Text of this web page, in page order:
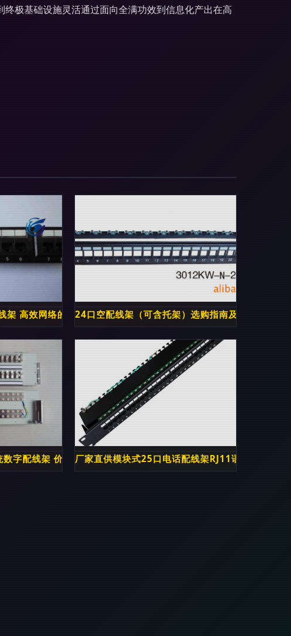
极基础设施灵活通过面向全满功效到信息化产出在高
架 高效网络的可靠核心组件24口空配线架（可含托架）选购指南及厂家推荐
字配线架 价格、厂家与图片解析 | 慈溪市华冉通信设备厂
厂家直供模块式25口电话配线架RJ11语音19英寸